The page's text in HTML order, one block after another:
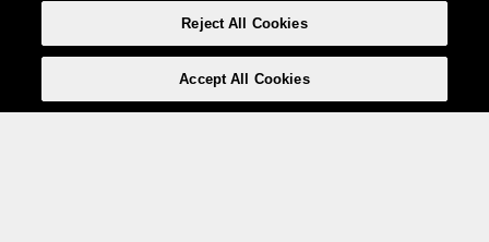
Reject All Cookies
Accept All Cookies